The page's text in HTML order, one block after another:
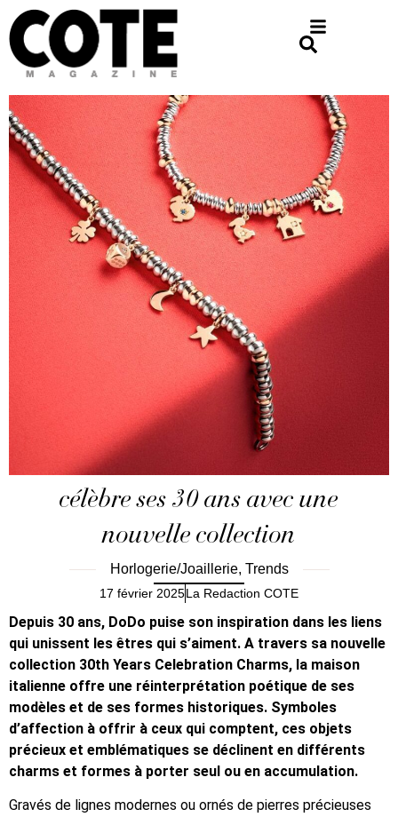
célèbre ses 30 ans avec une
nouvelle collection
Horlogerie/Joaillerie, Trends
17 février 2025La Redaction COTE
Depuis 30 ans, DoDo puise son inspiration dans les liens
qui unissent les êtres qui s’aiment. A travers sa nouvelle
collection 30th Years Celebration Charms, la maison
italienne offre une réinterprétation poétique de ses
modèles et de ses formes historiques. Symboles
d’affection à offrir à ceux qui comptent, ces objets
précieux et emblématiques se déclinent en différents
charms et formes à porter seul ou en accumulation.
Gravés de lignes modernes ou ornés de pierres précieuses